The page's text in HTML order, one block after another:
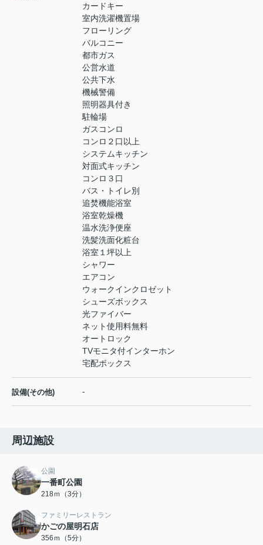
カードキー
室内洗濯機置場
フローリング
バルコニー
都市ガス
公営水道
公共下水
機械警備
照明器具付き
駐輪場
ガスコンロ
コンロ２口以上
システムキッチン
対面式キッチン
コンロ３口
バス・トイレ別
追焚機能浴室
浴室乾燥機
温水洗浄便座
洗髪洗面化粧台
浴室１坪以上
シャワー
エアコン
ウォークインクロゼット
シューズボックス
光ファイバー
ネット使用料無料
オートロック
TVモニタ付インターホン
宅配ボックス
設備(その他) -
周辺施設
公園
一番町公園
218ｍ（3分）
ファミリーレストラン
かごの屋明石店
356ｍ（5分）